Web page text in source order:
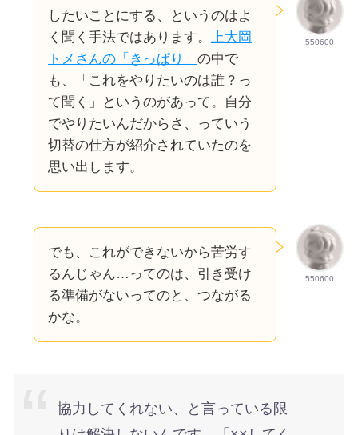
550600
したいことにする、というのはよ
く聞く手法ではあります。 上大岡
トメさんの「きっぱり」 の中で
も、「これをやりたいのは誰？っ
て聞く」というのがあって。自分
でやりたいんだからさ、っていう
切替の仕方が紹介されていたのを
思い出します。
550600
でも、これができないから苦労す
るんじゃん…ってのは、引き受け
る準備がないってのと、つながる
かな。
協力してくれない、と言っている限